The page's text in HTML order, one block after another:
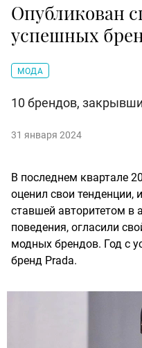
Опубликован
успешных
МОДА
10 брендов,
31 января 2024
В последнем квартале
оценил свои
ставшей авторитетом в
поведения, огласили
модных брендов. Год с
бренд Prada.